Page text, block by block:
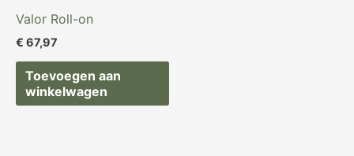
Valor Roll-on
€ 67,97
Toevoegen aan
winkelwagen